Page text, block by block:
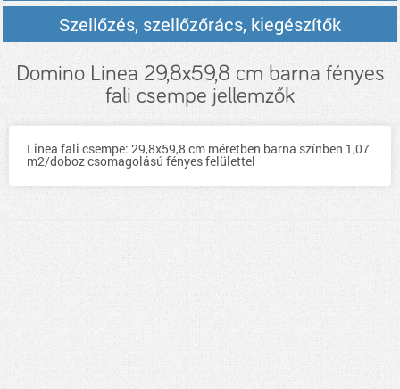
Szellőzés, szellőzőrács, kiegészítők
Domino Linea 29,8x59,8 cm barna fényes
fali csempe jellemzők
Linea fali csempe: 29,8x59,8 cm méretben barna színben 1,07
m2/doboz csomagolású fényes felülettel